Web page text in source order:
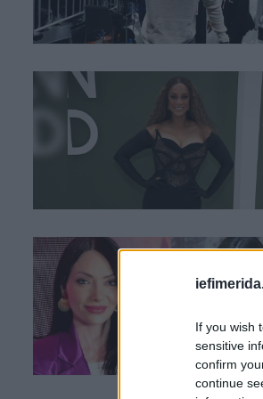
If you wish
sensitive
confirm
continue